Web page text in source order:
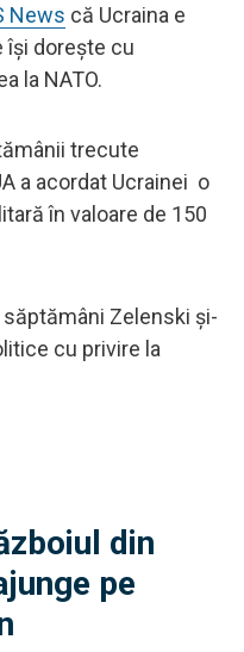
News că Ucraina e
își dorește cu
la NATO.
trecute
a acordat Ucrainei o
în valoare de 150
Zelenski și-
cu privire la
din
pe